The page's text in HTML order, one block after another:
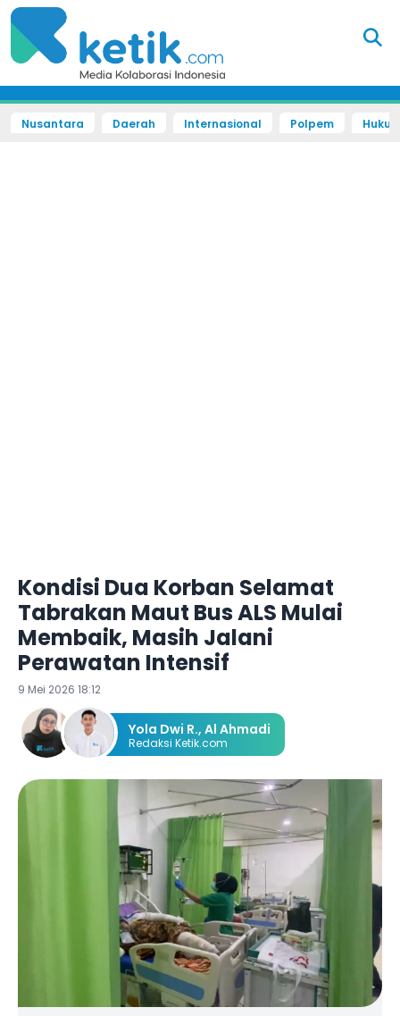
Nusantara Daerah Internasional Polpem
Kondisi Dua Korban Selamat
Tabrakan Maut Bus ALS Mulai
Membaik, Masih Jalani
Perawatan Intensif
9 Mei 2026 18:12
Yola Dwi R., Al Ahmadi
Redaksi Ketik.com